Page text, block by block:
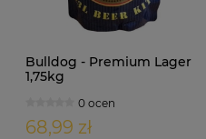
Bulldog - Premium Lager
1,75kg
0 ocen
68,99 zł